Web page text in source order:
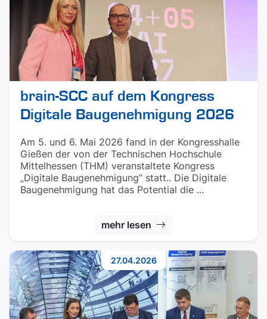
brain-SCC auf dem Kongress
Digitale Baugenehmigung 2026
Am 5. und 6. Mai 2026 fand in der Kongresshalle
Gießen der von der Technischen Hochschule
Mittelhessen (THM) veranstaltete Kongress
„Digitale Baugenehmigung” statt.. Die Digitale
Baugenehmigung hat das Potential die ...
mehr lesen
27.04.2026